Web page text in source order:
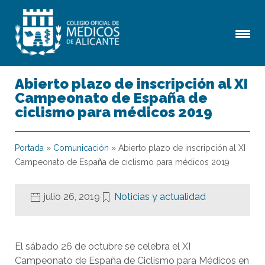
Abierto plazo de inscripción al XI
Campeonato de España de
ciclismo para médicos 2019
Portada » Comunicación » Abierto plazo de inscripción al XI
Campeonato de España de ciclismo para médicos 2019
julio 26, 2019 Noticias y actualidad
El sábado 26 de octubre se celebra el XI
Campeonato de España de Ciclismo para Médicos en